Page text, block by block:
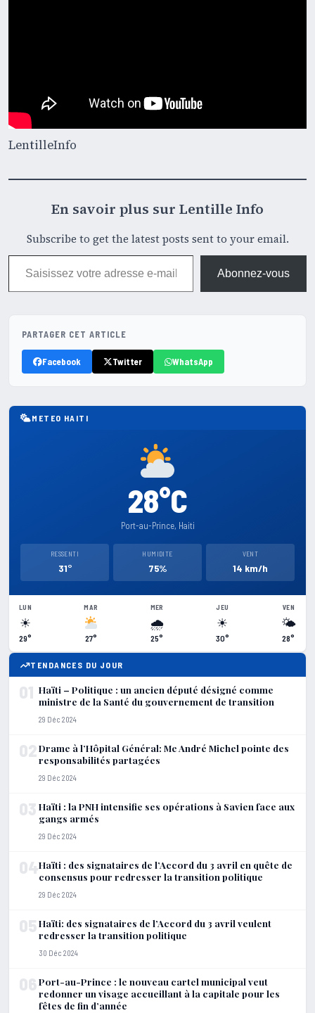
LentilleInfo
En savoir plus sur Lentille Info
Subscribe to get the latest posts sent to your email.
Saisissez votre adresse e-mail…
Abonnez-vous
PARTAGER CET ARTICLE
Facebook Twitter WhatsApp
METEO HAITI
28°C
Port-au-Prince, Haiti
RESSENTI
31°
HUMIDITE
75%
VENT
14 km/h
LUN
☀
29°
MAR
27°
MER
🌧
25°
JEU
☀
30°
VEN
🌤
28°
TENDANCES DU JOUR
01 Haïti – Politique : un ancien député désigné comme
ministre de la Santé du gouvernement de transition
29 Déc 2024
02Drame à l’Hôpital Général: Me André Michel pointe des
responsabilités partagées
29 Déc 2024
03 Haïti : la PNH intensifie ses opérations à Savien face aux
gangs armés
29 Déc 2024
04Haïti : des signataires de l’Accord du 3 avril en quête de
consensus pour redresser la transition politique
29 Déc 2024
05Haïti: des signataires de l’Accord du 3 avril veulent
redresser la transition politique
30 Déc 2024
06Port-au-Prince : le nouveau cartel municipal veut
redonner un visage accueillant à la capitale pour les
fêtes de fin d’année